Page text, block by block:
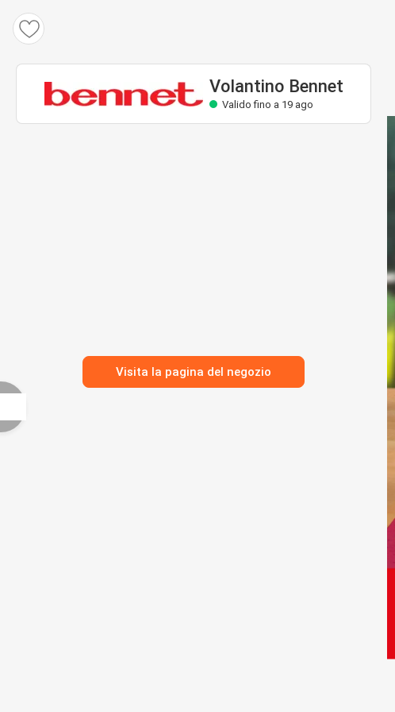
Volantino Bennet
Valido fino a 19 ago
Visita la pagina del negozio